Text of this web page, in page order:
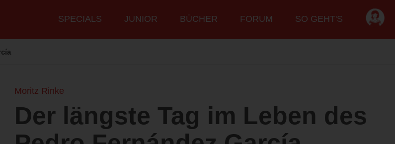
Hauptmenü
SPECIALS JUNIOR BÜCHER FORUM SO GEHT'S
Moritz Rinke
Der längste Tag im Leben des